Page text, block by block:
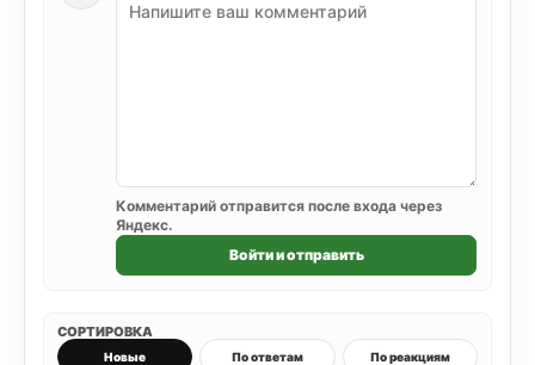
Комментарий отправится после входа через
Яндекс.
Войти и отправить
СОРТИРОВКА
Новые По ответам По реакциям